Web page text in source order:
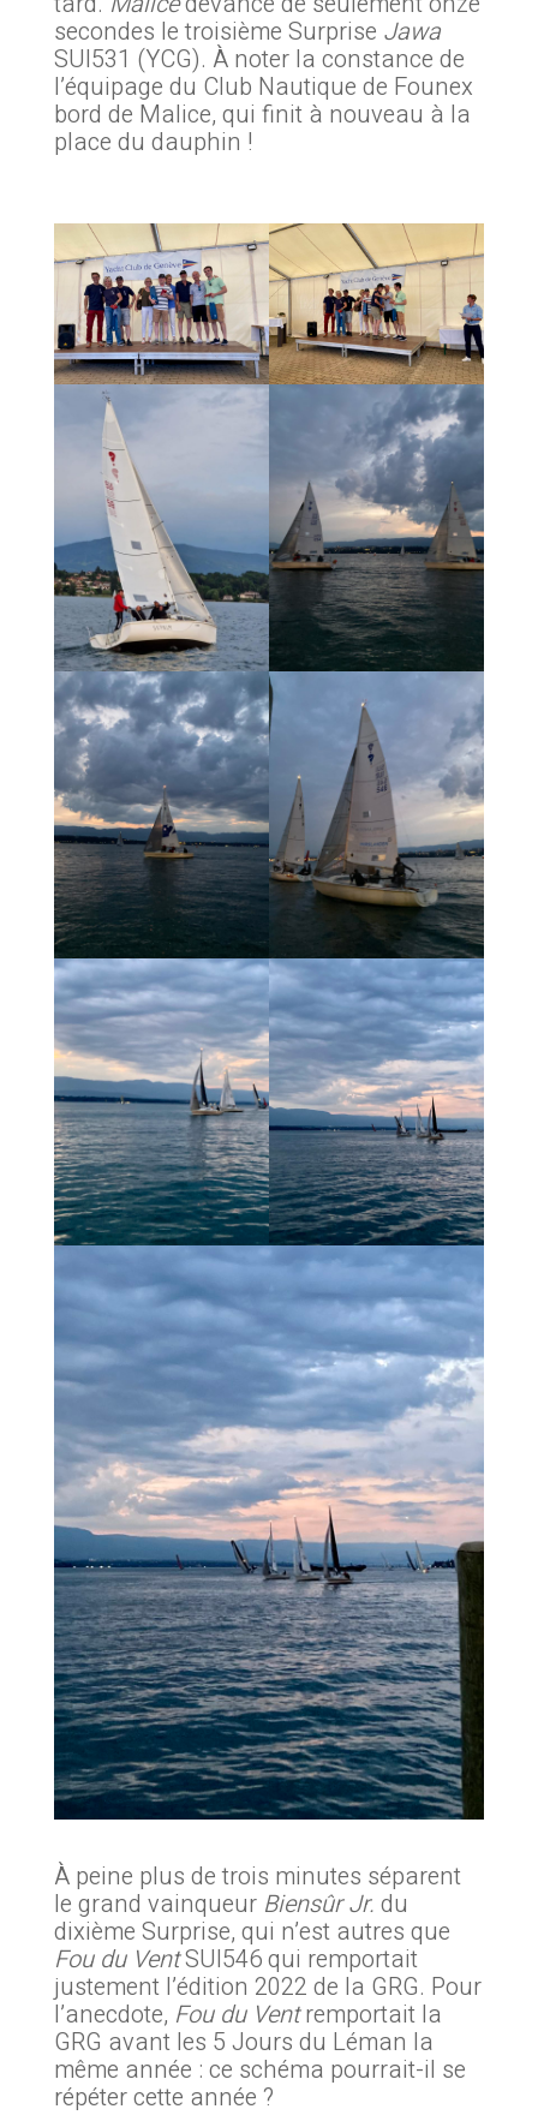
secondes le troisième Surprise Jawa
SUI531 (YCG). À noter la constance de
l’équipage du Club Nautique de Founex
bord de Malice, qui finit à nouveau à la
place du dauphin !
À peine plus de trois minutes séparent
le grand vainqueur Biensûr Jr. du
dixième Surprise, qui n’est autres que
Fou du VentSUI546 qui remportait
justement l’édition 2022 de la GRG. Pour
l’anecdote, Fou du Ventremportait la
GRG avant les 5 Jours du Léman la
même année : ce schéma pourrait-il se
répéter cette année ?